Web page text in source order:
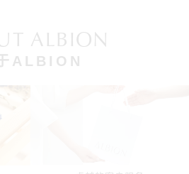
ALBION
ALBION